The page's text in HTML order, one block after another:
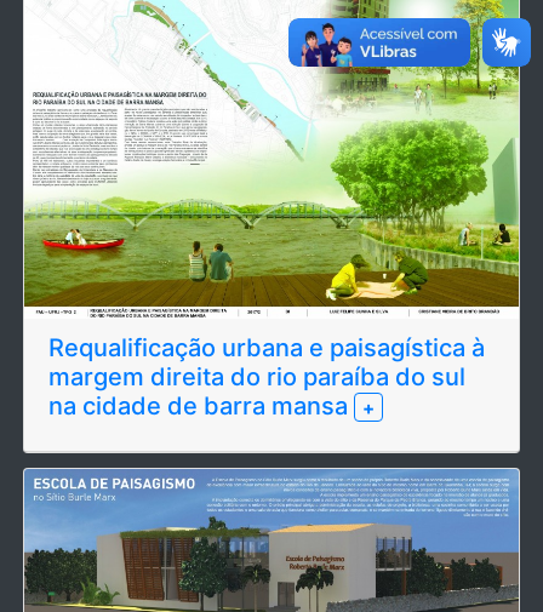
Requalificação urbana e paisagística à
margem direita do rio paraíba do sul
na cidade de barra mansa
+